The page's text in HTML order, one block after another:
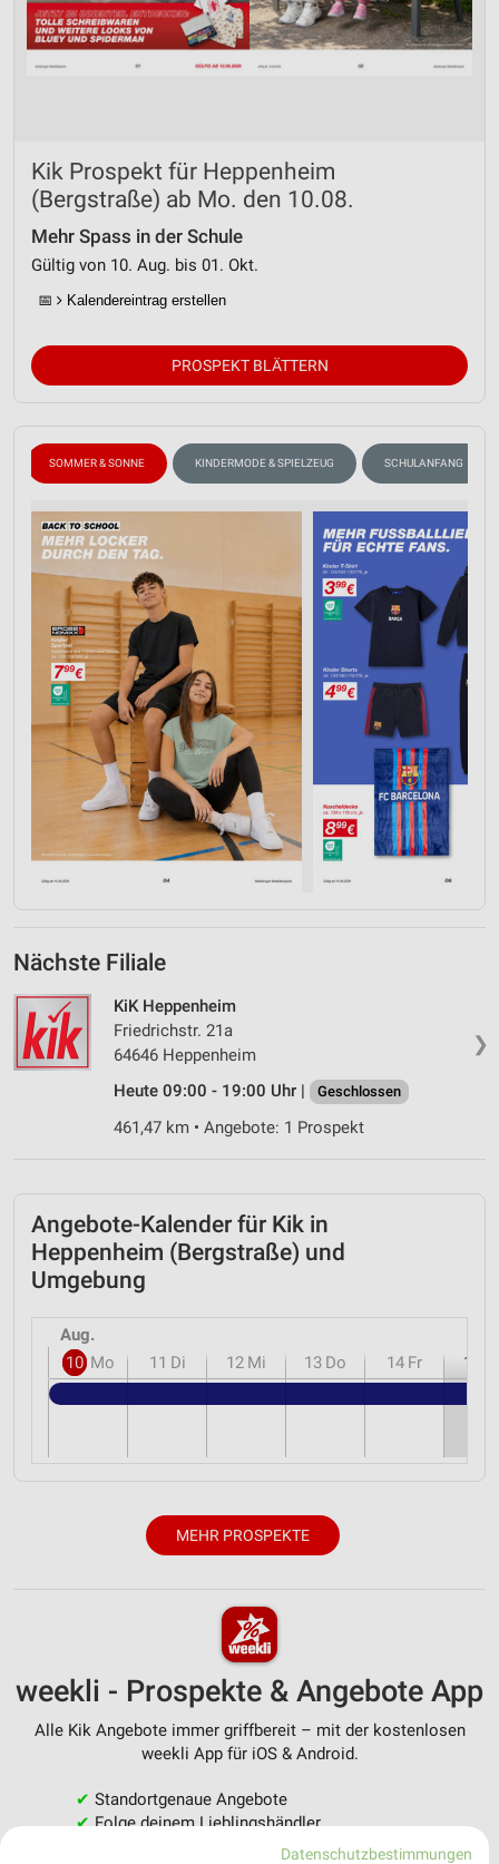
Kik Prospekt für Heppenheim
(Bergstraße) ab Mo. den 10.08.
Mehr Spass in der Schule
Gültig von 10. Aug. bis 01. Okt.
📅 Kalendereintrag erstellen
PROSPEKT BLÄTTERN
SOMMER & SONNE KINDERMODE & SPIELZEUG SCHULANFANG
Nächste Filiale
❯
KiK Heppenheim
Friedrichstr. 21a
64646 Heppenheim
Heute 09:00 - 19:00 Uhr |
Geschlossen
461,47 km • Angebote: 1 Prospekt
Angebote-Kalender für Kik in
Heppenheim (Bergstraße) und
Umgebung
Aug.
10 Mo 11 Di 12 Mi 13 Do 14 Fr 15
MEHR PROSPEKTE
weekli - Prospekte & Angebote App
Alle Kik Angebote immer griffbereit – mit der kostenlosen
weekli App für iOS & Android.
✔ Standortgenaue Angebote
✔Folge deinem Lieblingshändler
Push-Benachrichtigungen bei neuen Prospekten
Datenschutzbestimmungen